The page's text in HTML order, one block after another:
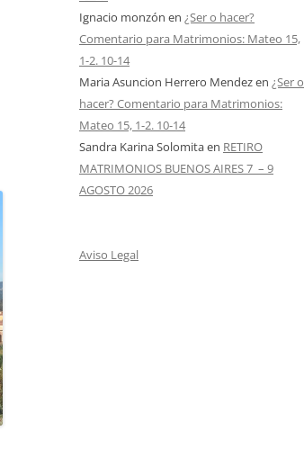
Ignacio monzón en ¿Ser o hacer?
Comentario para Matrimonios: Mateo 15,
1-2. 10-14
Maria Asuncion Herrero Mendezen ¿Ser o
hacer? Comentario para Matrimonios:
Mateo 15, 1-2. 10-14
Sandra Karina Solomitaen RETIRO
MATRIMONIOS BUENOS AIRES 7 – 9
AGOSTO 2026
Aviso Legal